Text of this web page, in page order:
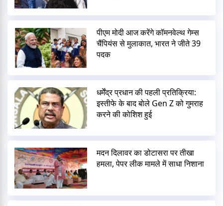
पीएम मोदी आज करेंगे कॉमनवेल्थ गेम्स
चैंपियंस से मुलाकात, भारत ने जीते 39
पदक
धर्मेंद्र प्रधान की पहली प्रतिक्रिया:
इस्तीफे के बाद बोले Gen Z को गुमराह
करने की कोशिश हुई
मदन दिलावर का डोटासरा पर तीखा
हमला, पेपर लीक मामले में साधा निशाना